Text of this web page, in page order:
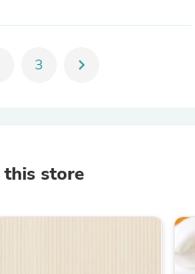
3 chevron_right
store